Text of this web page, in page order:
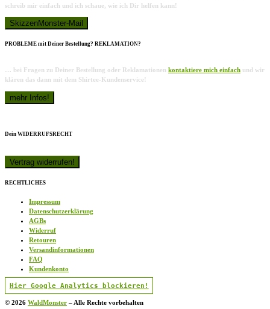
schreib mir einfach und ich schaue, wie ich Dir helfen kann!
PROBLEME mit Deiner Bestellung? REKLAMATION?
… bei Fragen zu Deiner Bestellung oder Reklamationen kontaktiere mich einfach und wir
klären das dann mit dem Shirtee-Kundenservice!
Dein WIDERRUFSRECHT
RECHTLICHES
Impressum
Datenschutzerklärung
AGBs
Widerruf
Retouren
Versandinformationen
FAQ
Kundenkonto
Hier Google Analytics blockieren!
© 2026 WaldMonster – Alle Rechte vorbehalten